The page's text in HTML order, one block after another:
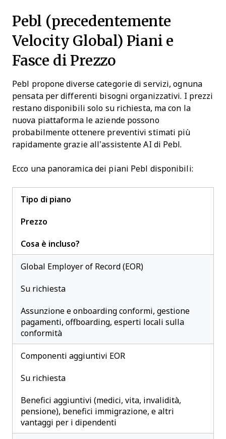
Pebl (precedentemente
Velocity Global) Piani e
Fasce di Prezzo
Pebl propone diverse categorie di servizi, ognuna
pensata per differenti bisogni organizzativi. I prezzi
restano disponibili solo su richiesta, ma con la
nuova piattaforma le aziende possono
probabilmente ottenere preventivi stimati più
rapidamente grazie all’assistente AI di Pebl.
Ecco una panoramica dei piani Pebl disponibili:
Tipo di piano
Prezzo
Cosa è incluso?
Global Employer of Record (EOR)
Su richiesta
Assunzione e onboarding conformi, gestione
pagamenti, offboarding, esperti locali sulla
conformità
Componenti aggiuntivi EOR
Su richiesta
Benefici aggiuntivi (medici, vita, invalidità,
pensione), benefici immigrazione, e altri
vantaggi per i dipendenti